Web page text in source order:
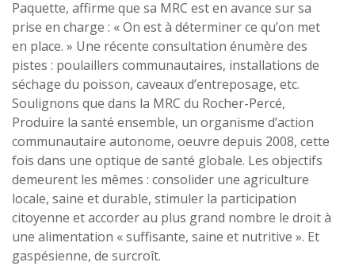
Paquette, affirme que sa MRC est en avance sur sa
prise en charge : « On est à déterminer ce qu’on met
en place. » Une récente consultation énumère des
pistes : poulaillers communautaires, installations de
séchage du poisson, caveaux d’entreposage, etc.
Soulignons que dans la MRC du Rocher-Percé,
Produire la santé ensemble, un organisme d’action
communautaire autonome, oeuvre depuis 2008, cette
fois dans une optique de santé globale. Les objectifs
demeurent les mêmes : consolider une agriculture
locale, saine et durable, stimuler la participation
citoyenne et accorder au plus grand nombre le droit à
une alimentation « suffisante, saine et nutritive ». Et
gaspésienne, de surcroît.